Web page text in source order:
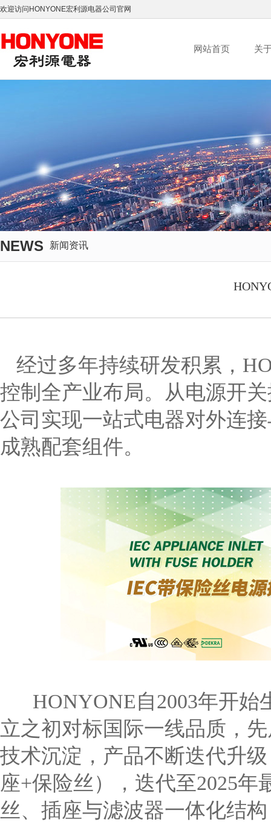
欢迎访问HONYONE宏利源电器公司官网
网站首页 关
NEWS 新闻资讯
经过多年持续研发积累，
控制全产业布局。从电源开
公司实现一站式电器对外连
成熟配套组件。
HONYONE自2003年开始
立之初对标国际一线品质，
技术沉淀，产品不断迭代升
座+保险丝），迭代至2025
丝、插座与滤波器一体化结